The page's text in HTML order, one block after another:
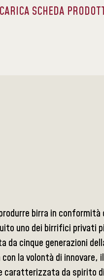
SCHEDA
birra in
uno dei birrifici privati
cinque generazioni
la volontà di
caratterizzata da spirito